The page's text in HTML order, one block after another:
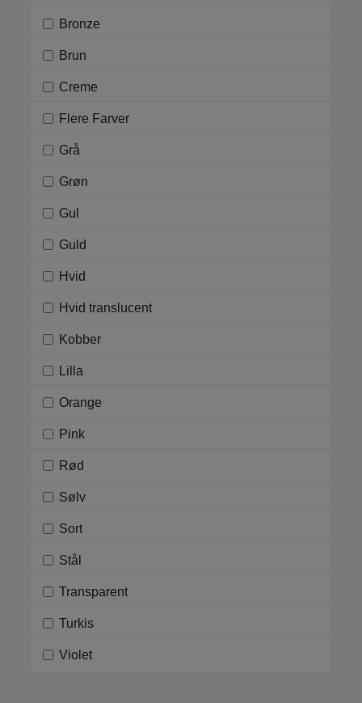
Bronze
Brun
Creme
Flere Farver
Grå
Grøn
Gul
Guld
Hvid
Hvid translucent
Kobber
Lilla
Orange
Pink
Rød
Sølv
Sort
Stål
Transparent
Turkis
Violet